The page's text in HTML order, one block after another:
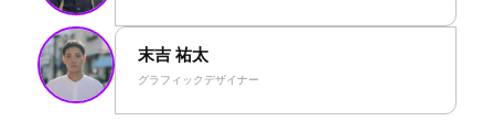
末吉 祐太
グラフィックデザイナー